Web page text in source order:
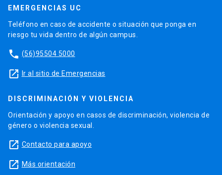
EMERGENCIAS UC
Teléfono en caso de accidente o situación que ponga en
riesgo tu vida dentro de algún campus.
phone (56)95504 5000
launch Ir al sitio de Emergencias
DISCRIMINACIÓN Y VIOLENCIA
Orientación y apoyo en casos de discriminación, violencia de
género o violencia sexual.
launch Contacto para apoyo
launch Más orientación